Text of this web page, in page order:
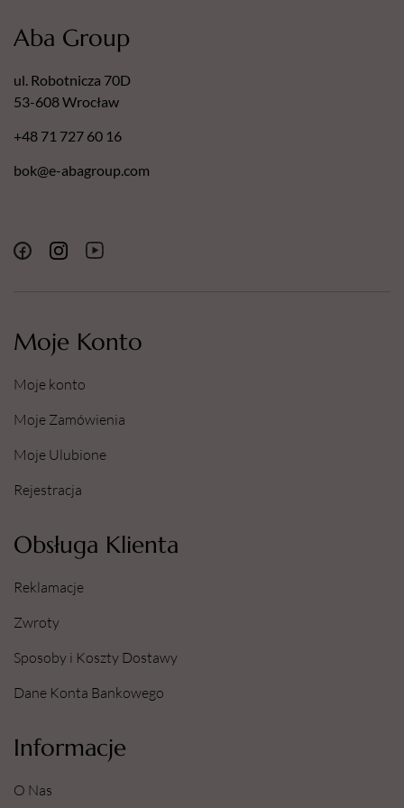
Moje Konto
Moje konto
Moje Zamówienia
Moje Ulubione
Rejestracja
Obsługa Klienta
Reklamacje
Zwroty
Sposoby i Koszty Dostawy
Dane Konta Bankowego
Informacje
O Nas
Aba Group
ul. Robotnicza 70D
53-608 Wrocław
+48 71 727 60 16
bok@e-abagroup.com